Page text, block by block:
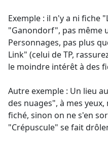
Exemple : il n'y a ni fiche
"Ganondorf", pas même
Personnages, pas plus
Link" (celui de TP,
le moindre intérêt à des
Autre exemple : Un lieu
des nuages", à mes
fiché, sinon on ne s'en
"Crépuscule" se fait